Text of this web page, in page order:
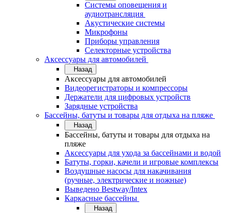
Системы оповещения и
аудиотрансляция
Акустические системы
Микрофоны
Приборы управления
Селекторные устройства
Аксессуары для автомобилей
Назад
Аксессуары для автомобилей
Видеорегистраторы и компрессоры
Держатели для цифровых устройств
Зарядные устройства
Бассейны, батуты и товары для отдыха на пляже
Назад
Бассейны, батуты и товары для отдыха на
пляже
Аксессуары для ухода за бассейнами и водой
Батуты, горки, качели и игровые комплексы
Воздушные насосы для накачивания
(ручные, электрические и ножные)
Выведено Bestway/Intex
Каркасные бассейны
Назад